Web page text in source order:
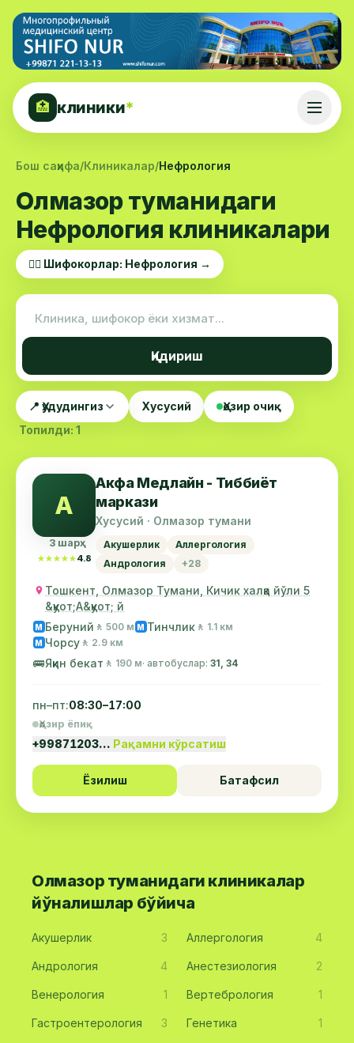
🏥 клиники*
Бош саҳифа/Клиникалар/Нефрология
Олмазор туманидаги
Нефрология клиникалари
👨‍⚕️ Шифокорлар: Нефрология →
Қидириш
📍 Ҳудудингиз Хусусий
Ҳозир очиқ
Топилди: 1
А
3 шарҳ
★★★★★
★★★★★ 4.8
Акфа Медлайн - Тиббиёт
маркази
Хусусий · Олмазор тумани
Акушерлик
Аллергология
Андрология
+28
Тошкент, Олмазор Тумани, Кичик халқа йўли 5
&қуот;А&қуот; й
М Беруний 🚶 500 м М Тинчлик 🚶 1.1 км
М Чорсу 🚶 2.9 км
🚌Яқин бекат 🚶 190 м· автобуслар: 31, 34
пн–пт:08:30–17:00
Ҳозир ёпиқ
+99871203… Рақамни кўрсатиш
Ёзилиш Батафсил
Олмазор туманидаги клиникалар
йўналишлар бўйича
Акушерлик 3 Аллергология 4
Андрология 4 Анестезиология 2
Венерология 1 Вертебрология 1
Гастроентерология 3 Генетика 1